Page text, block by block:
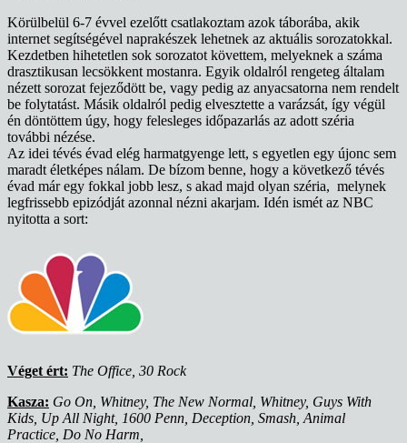
Körülbelül 6-7 évvel ezelőtt csatlakoztam azok táborába, akik
internet segítségével naprakészek lehetnek az aktuális sorozatokkal.
Kezdetben hihetetlen sok sorozatot követtem, melyeknek a száma
drasztikusan lecsökkent mostanra. Egyik oldalról rengeteg általam
nézett sorozat fejeződött be, vagy pedig az anyacsatorna nem rendelt
be folytatást. Másik oldalról pedig elvesztette a varázsát, így végül
én döntöttem úgy, hogy felesleges időpazarlás az adott széria
további nézése.
Az idei tévés évad elég harmatgyenge lett, s egyetlen egy újonc sem
maradt életképes nálam. De bízom benne, hogy a következő tévés
évad már egy fokkal jobb lesz, s akad majd olyan széria, melynek
legfrissebb epizódját azonnal nézni akarjam. Idén ismét az NBC
nyitotta a sort:
Véget ért: The Office, 30 Rock
Kasza: Go On, Whitney, The New Normal, Whitney, Guys With
Kids, Up All Night, 1600 Penn, Deception, Smash, Animal
Practice, Do No Harm,